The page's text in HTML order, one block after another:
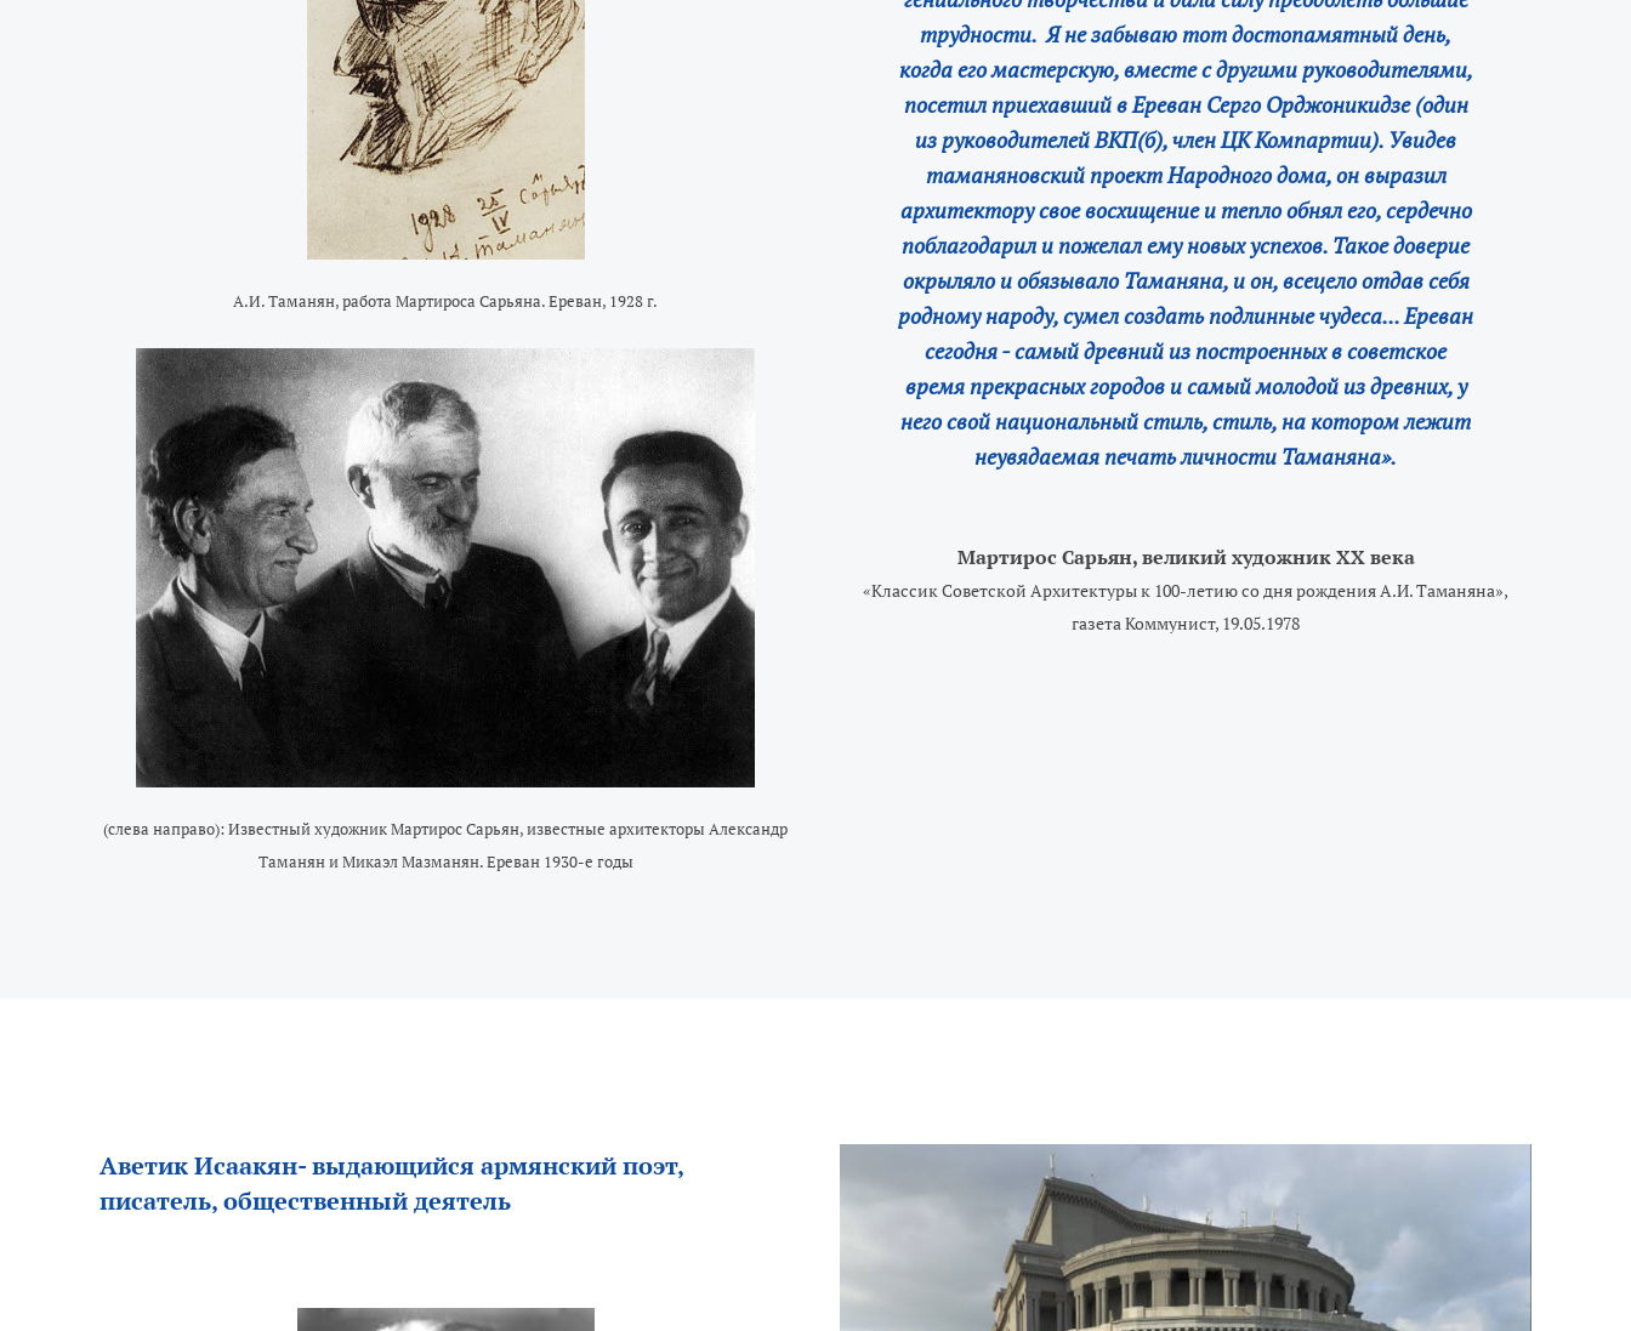
А.И. Таманян, работа Мартиросa Сарьянa. Ереван, 1928 г.
(слева направо): Известный художник Мартирос Сарьян, известные архитекторы Александр
Таманян и Микаэл Мазманян. Ереван 1930-e годы
трудности. Я не забываю тот достопамятный день,
когда его мастерскую, вместе с другими руководителями,
посетил приехавший в Ереван Серго Орджоникидзе (один
из руководителей ВКП(б), член ЦК Компартии). Увидев
таманяновский проект Народного дома, он выразил
архитектору свое восхищение и тепло обнял его, сердечно
поблагодарил и пожелал ему новых успехов. Такое доверие
окрыляло и обязывало Таманяна, и он, всецело отдав себя
родному народу, сумел создать подлинные чудеса... Ереван
сегодня - самый древний из построенных в советское
время прекрасных городов и самый молодой из древних, у
него свой национальный стиль, стиль, на котором лежит
неувядаемая печать личности Таманяна».
Мартирос Сарьян, великий художник ХХ века
«Классик Советской Архитектуры к 100-летию со дня рождения А.И. Таманяна»,
газета Коммунист, 19.05.1978
Аветик Исаакян- выдающийся армянский поэт,
писатель, общественный деятель